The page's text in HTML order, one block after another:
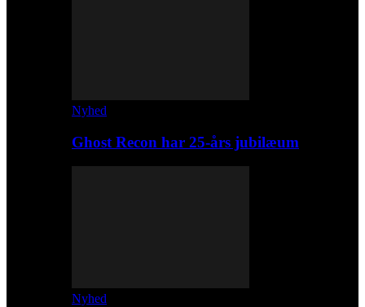
Nyhed
Ghost Recon har 25-års jubilæum
Nyhed